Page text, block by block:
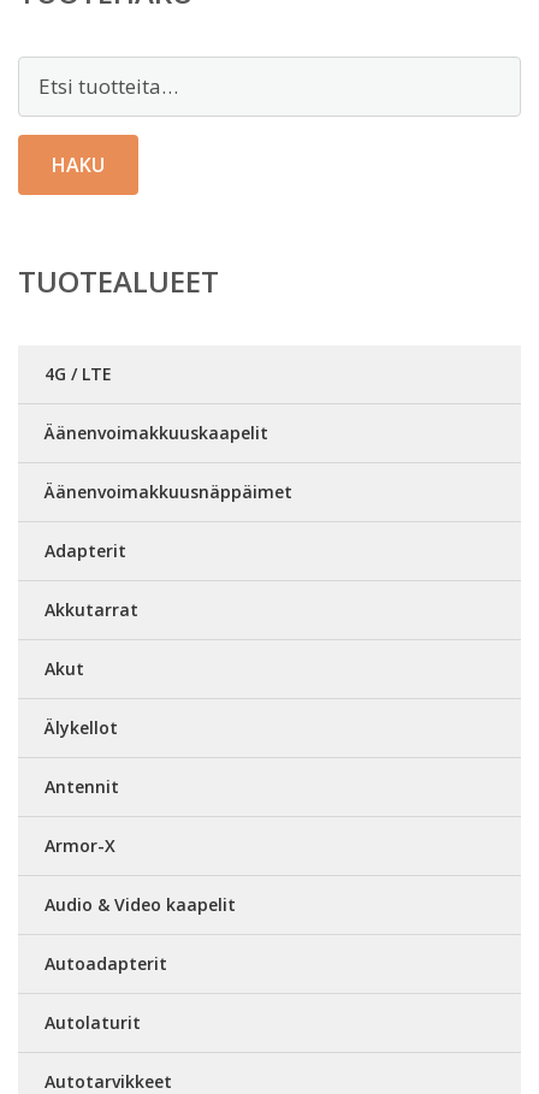
Etsi:
HAKU
TUOTEALUEET
4G / LTE
Äänenvoimakkuuskaapelit
Äänenvoimakkuusnäppäimet
Adapterit
Akkutarrat
Akut
Älykellot
Antennit
Armor-X
Audio & Video kaapelit
Autoadapterit
Autolaturit
Autotarvikkeet